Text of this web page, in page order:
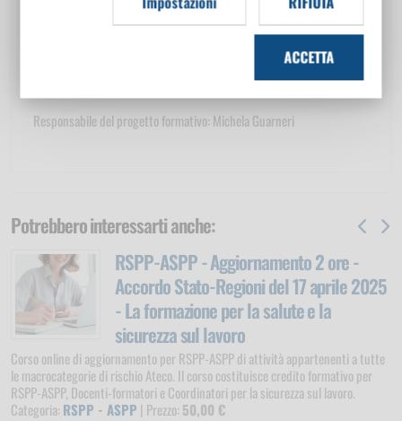
Responsabile del progetto formativo: Michela Guarneri
Potrebbero interessarti anche:
RSPP-ASPP - Aggiornamento 2 ore -
Accordo Stato-Regioni del 17 aprile 2025
- La formazione per la salute e la
sicurezza sul lavoro
Corso online di aggiornamento per RSPP-ASPP di attività appartenenti a tutte
le macrocategorie di rischio Ateco. Il corso costituisce credito formativo per
RSPP-ASPP, Docenti-formatori e Coordinatori per la sicurezza sul lavoro.
Categoria: RSPP - ASPP | Prezzo: 50,00 €
ACCETTA